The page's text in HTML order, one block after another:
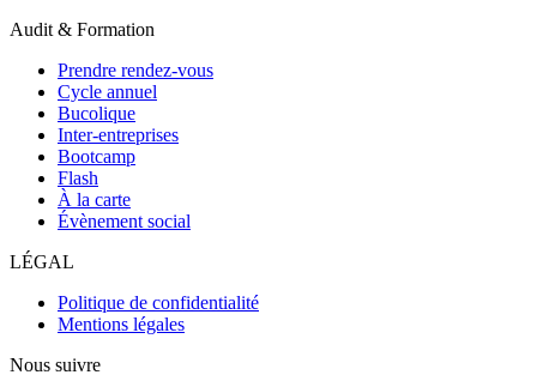
Audit & Formation
Prendre rendez-vous
Cycle annuel
Bucolique
Inter-entreprises
Bootcamp
Flash
À la carte
Évènement social
LÉGAL
Politique de confidentialité
Mentions légales
Nous suivre